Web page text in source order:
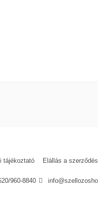
telepíthetők és
esetén segítenek.
szellőztető gépekről és
technológiák felhasználásával.
tájékoztató Elállás a
960-8840